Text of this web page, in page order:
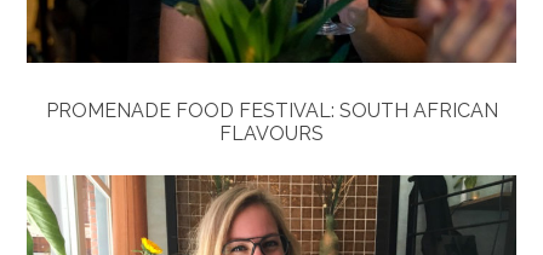
PROMENADE FOOD FESTIVAL: SOUTH AFRICAN
FLAVOURS